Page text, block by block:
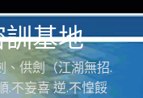
基地
供劍（江湖無招.
.不妄喜 逆.不惶餒